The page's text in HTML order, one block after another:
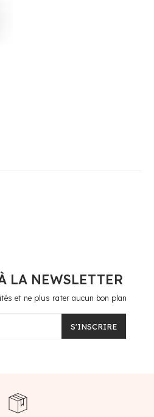
LA NEWSLETTER
et ne plus rater aucun bon plan
S'INSCRIRE